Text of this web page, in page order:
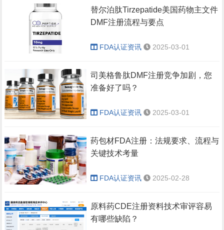
替尔泊肽Tirzepatide美国药物主文件
DMF注册流程与要点
FDA认证资讯 2025-03-01
司美格鲁肽DMF注册竞争加剧，您
准备好了吗？
FDA认证资讯 2025-03-01
药包材FDA注册：法规要求、流程与
关键技术考量
FDA认证资讯 2025-02-28
原料药CDE注册资料技术审评容易
有哪些缺陷？